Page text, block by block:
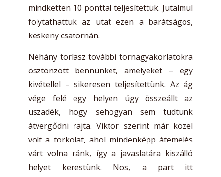
mindketten 10 ponttal teljesítettük. Jutalmul
folytathattuk az utat ezen a barátságos,
keskeny csatornán.
Néhány torlasz további tornagyakorlatokra
ösztönzött bennünket, amelyeket – egy
kivétellel – sikeresen teljesítettünk. Az ág
vége felé egy helyen úgy összeállt az
uszadék, hogy sehogyan sem tudtunk
átvergődni rajta. Viktor szerint már közel
volt a torkolat, ahol mindenképp átemelés
várt volna ránk, így a javaslatára kiszálló
helyet kerestünk. Nos, a part itt